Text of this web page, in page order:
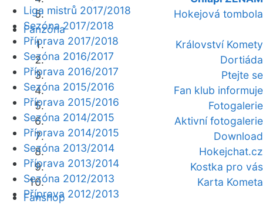
Hokejová tombola
Fanzóna
Království Komety
Dortiáda
Ptejte se
Fan klub informuje
Fotogalerie
Aktivní fotogalerie
Download
Hokejchat.cz
Kostka pro vás
Karta Kometa
Fanshop
Liga mistrů 2017/2018
Sezóna 2017/2018
Příprava 2017/2018
Sezóna 2016/2017
Příprava 2016/2017
Sezóna 2015/2016
Příprava 2015/2016
Sezóna 2014/2015
Příprava 2014/2015
Sezóna 2013/2014
Příprava 2013/2014
Sezóna 2012/2013
Příprava 2012/2013